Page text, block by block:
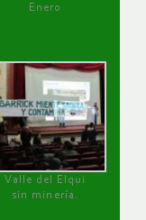
Enero
Valle del Elqui
sin minería.